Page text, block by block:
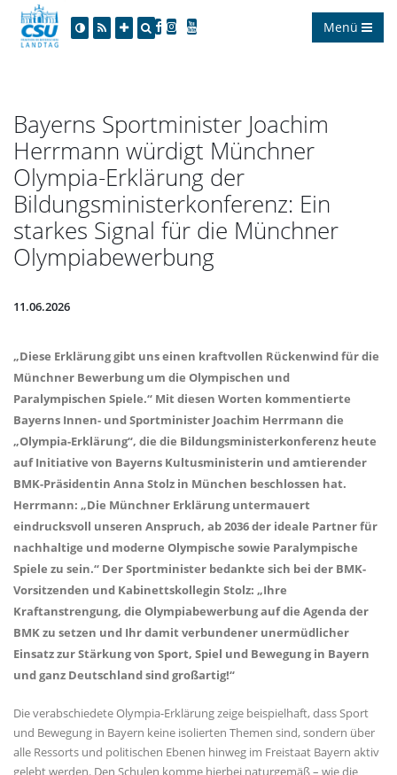
Menü
Bayerns Sportminister Joachim
Herrmann würdigt Münchner
Olympia-Erklärung der
Bildungsministerkonferenz: Ein
starkes Signal für die Münchner
Olympiabewerbung
11.06.2026
Diese Erklärung gibt uns einen kraftvollen Rückenwind für die
Münchner Bewerbung um die Olympischen und
Paralympischen Spiele.“ Mit diesen Worten kommentierte
Bayerns Innen- und Sportminister Joachim Herrmann die
Olympia-Erklärung“, die die Bildungsministerkonferenz heute
auf Initiative von Bayerns Kultusministerin und amtierender
BMK-Präsidentin Anna Stolz in München beschlossen hat.
Herrmann: „Die Münchner Erklärung untermauert
eindrucksvoll unseren Anspruch, ab 2036 der ideale Partner für
nachhaltige und moderne Olympische sowie Paralympische
Spiele zu sein.“ Der Sportminister bedankte sich bei der BMK-
Vorsitzenden und Kabinettskollegin Stolz: „Ihre
Kraftanstrengung, die Olympiabewerbung auf die Agenda der
BMK zu setzen und Ihr damit verbundener unermüdlicher
Einsatz zur Stärkung von Sport, Spiel und Bewegung in Bayern
und ganz Deutschland sind großartig!“
Die verabschiedete Olympia-Erklärung zeige beispielhaft, dass Sport
und Bewegung in Bayern keine isolierten Themen sind, sondern über
alle Ressorts und politischen Ebenen hinweg im Freistaat Bayern aktiv
gelebt werden. Den Schulen komme hierbei naturgemäß – wie die